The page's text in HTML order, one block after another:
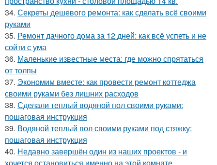
34. Секреты дешевого ремонта: как сделать всё своими
руками
35. Ремонт дачного дома за 12 дней: как всё успеть и не
сойти с ума
36. Маленькие известные места: где можно спрятаться
от толпы
37. Экономим вместе: как провести ремонт коттеджа
своими руками без лишних расходов
38. Сделали теплый водяной пол своими руками:
пошаговая инструкция
39. Водяной теплый пол своими руками под стяжку:
пошаговая инструкция
40. Недавно завершён один из наших проектов - и